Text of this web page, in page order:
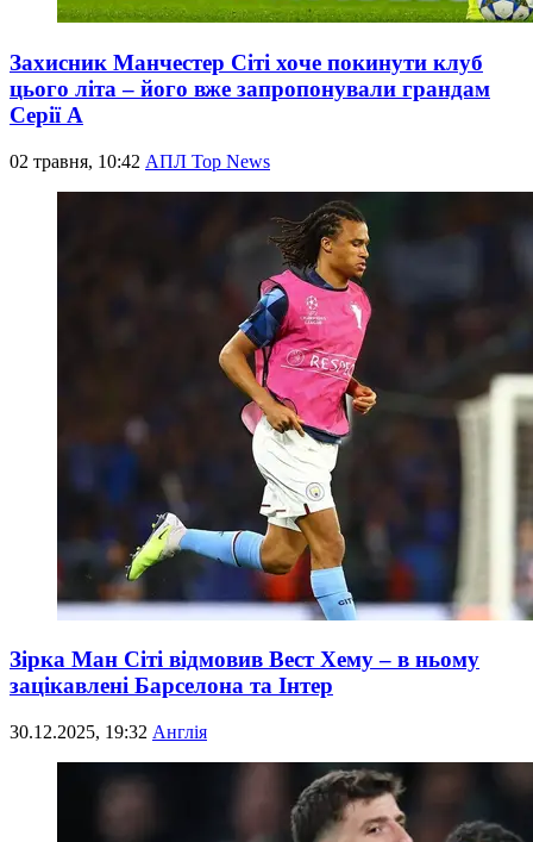
Захисник Манчестер Сіті хоче покинути клуб
цього літа – його вже запропонували грандам
Серії А
02 травня, 10:42 АПЛ Top News
Зірка Ман Сіті відмовив Вест Хему – в ньому
зацікавлені Барселона та Інтер
30.12.2025, 19:32 Англія